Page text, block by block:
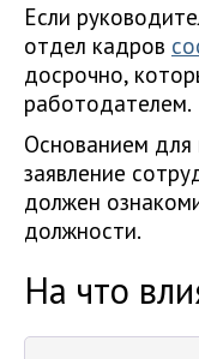
Если
отдел кадров
досрочно,
работодателем.
Основанием для
заявление
должен
должности.
На что